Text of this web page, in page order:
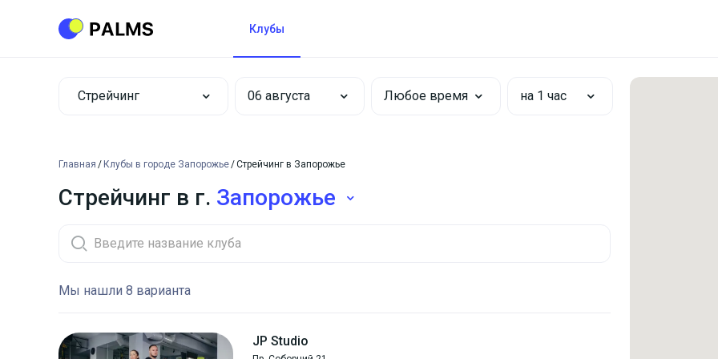
Клубы
Стрейчинг Любое время на 1 час
Главная Клубы в городе Запорожье Стрейчинг в Запорожье
Стрейчинг в г. Запорожье
Мы нашли 8 варианта
JP Studio